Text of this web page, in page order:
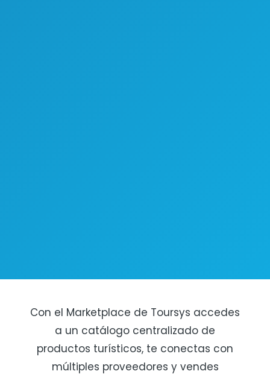
Con el Marketplace de Toursys accedes
a un catálogo centralizado de
productos turísticos, te conectas con
múltiples proveedores y vendes